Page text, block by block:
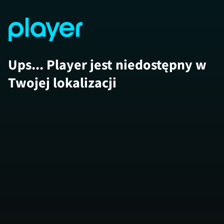
Ups... Player jest niedostępny w
Twojej lokalizacji